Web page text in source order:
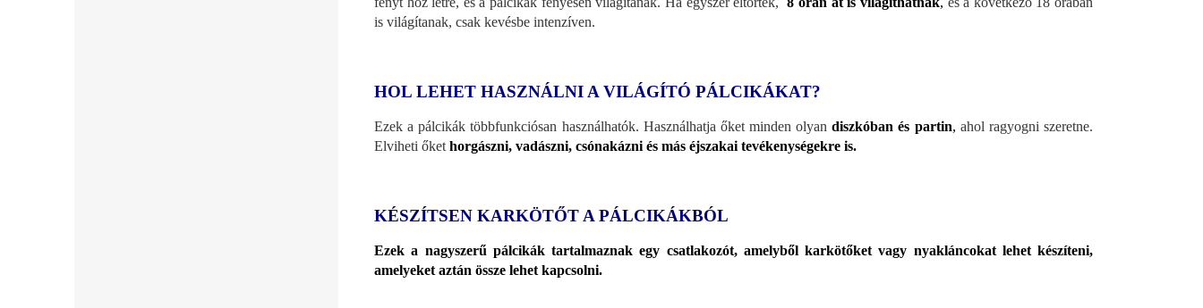
is világítanak, csak kevésbe intenzíven.
HOL LEHET HASZNÁLNI A VILÁGÍTÓ PÁLCIKÁKAT?
Ezek a pálcikák többfunkciósan használhatók. Használhatja őket minden olyandiszkóban és partin, ahol ragyogni szeretne.
Elviheti őket horgászni, vadászni, csónakázni és más éjszakai tevékenységekre is.
KÉSZÍTSEN KARKÖTŐT A PÁLCIKÁKBÓL
Ezek a nagyszerű pálcikák tartalmaznak egy csatlakozót, amelyből karkötőket vagy nyakláncokat lehet készíteni,
amelyeket aztán össze lehet kapcsolni.